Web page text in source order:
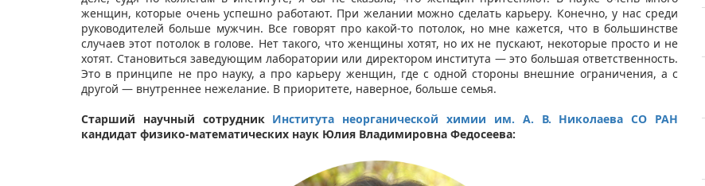
женщин, которые очень успешно работают. При желании можно сделать карьеру. Конечно, у нас среди
руководителей больше мужчин. Все говорят про какой-то потолок, но мне кажется, что в большинстве
случаев этот потолок в голове. Нет такого, что женщины хотят, но их не пускают, некоторые просто и не
хотят. Становиться заведующим лаборатории или директором института — это большая ответственность.
Это в принципе не про науку, а про карьеру женщин, где с одной стороны внешние ограничения, а с
другой — внутреннее нежелание. В приоритете, наверное, больше семья.
Старший научный сотрудник Института неорганической химии им. А. В. Николаева СО РАН
кандидат физико-математических наук Юлия Владимировна Федосеева: